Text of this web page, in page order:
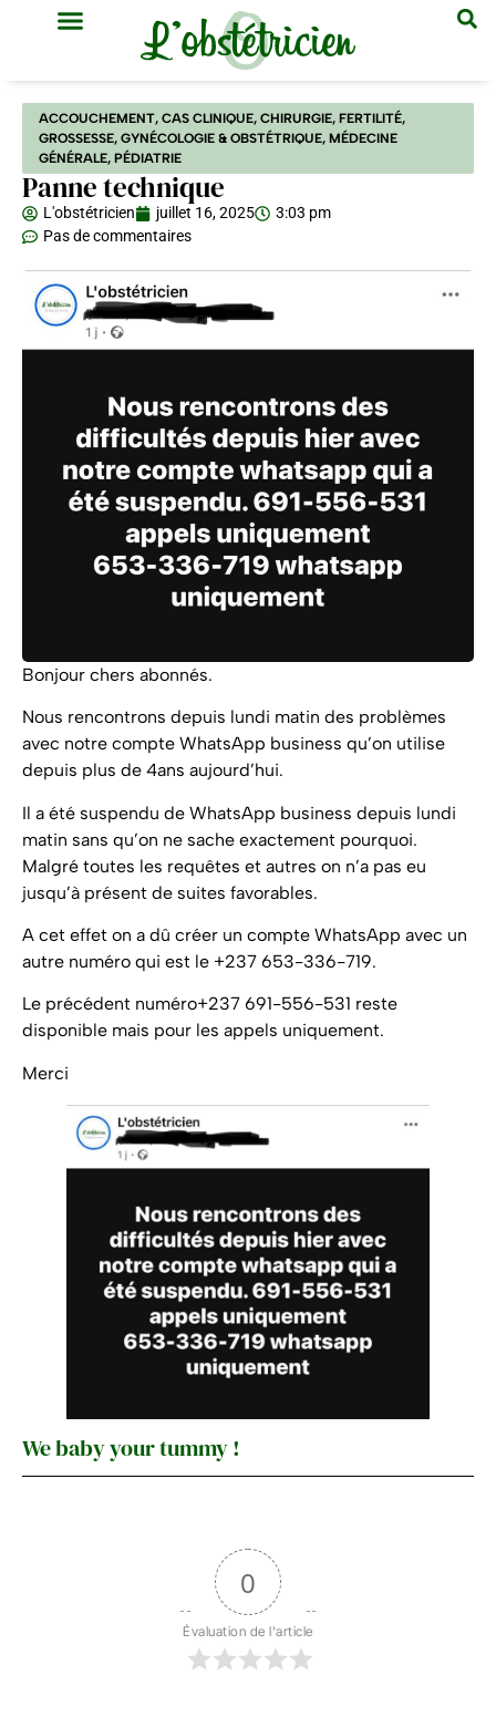
ACCOUCHEMENT, CAS CLINIQUE, CHIRURGIE, FERTILITÉ,
GROSSESSE, GYNÉCOLOGIE & OBSTÉTRIQUE, MÉDECINE
GÉNÉRALE, PÉDIATRIE
Panne technique
L'obstétricien juillet 16, 2025
3:03 pm
Pas de commentaires
Bonjour chers abonnés.
Nous rencontrons depuis lundi matin des problèmes
avec notre compte WhatsApp business qu’on utilise
depuis plus de 4ans aujourd’hui.
Il a été suspendu de WhatsApp business depuis lundi
matin sans qu’on ne sache exactement pourquoi.
Malgré toutes les requêtes et autres on n’a pas eu
jusqu’à présent de suites favorables.
A cet effet on a dû créer un compte WhatsApp avec un
autre numéro qui est le +237 653-336-719.
Le précédent numéro+237 691-556-531 reste
disponible mais pour les appels uniquement.
Merci
We baby your tummy !
0
Évaluation de l'article